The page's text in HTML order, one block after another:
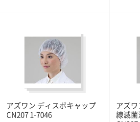
アズワン ディスポキャップ
CN207 1-7046
アズ
線滅菌